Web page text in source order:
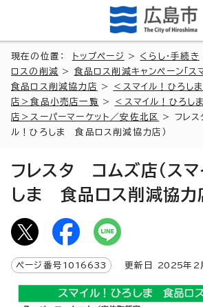
現在の位置： トップページ > くらし・手続き
ロスの削減 > 食品ロス削減キャンペーン「ス
食品ロス削減協力店
>
＜スマイル！ひろ
店＞食品小売店一覧
>
＜スマイル！ひろ
店＞スーパーマーケット／安佐北区
> フレス
ル！ひろしま 食品ロス削減協力店）
フレスタ コムズ店（スマ
しま 食品ロス削減協力
ページ番号 1016633 更新日 2025年2